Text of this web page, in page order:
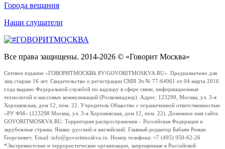
Города вещания
Наши слушатели
Все права защищены. 2014-2026 © «Говорит Москва»
Сетевое издание «ГОВОРИТМОСКВА.РУ/GOVORITMOSKVA.RU». Предназначено для
лиц старше 16 лет. Свидетельство о регистрации СМИ Эл № 77-64961 от 04 марта 2016
года выдано Федеральной службой по надзору в сфере связи, информационных
технологий и массовых коммуникаций (Роскомнадзор). Адрес: 123298, Москва, ул. 3-я
Хорошевская, дом 12, пом. 22. Учредитель Общество с ограниченной ответственностью
«РУ ФМ» (123298 Москва, ул. 3-я Хорошевская, дом 12, пом. 22). Доменное имя сайта
GOVORITMOSKVA.RU. Территория распространения – Российская Федерация и
зарубежные страны. Языки: русский и английский. Главный редактор Бабаян Роман
Георгиевич. Email: info@govoritmoskva.ru. Номер телефона: +7 (495) 950-62-26
*Экстремистские и террористические организации, запрещенные в Российской